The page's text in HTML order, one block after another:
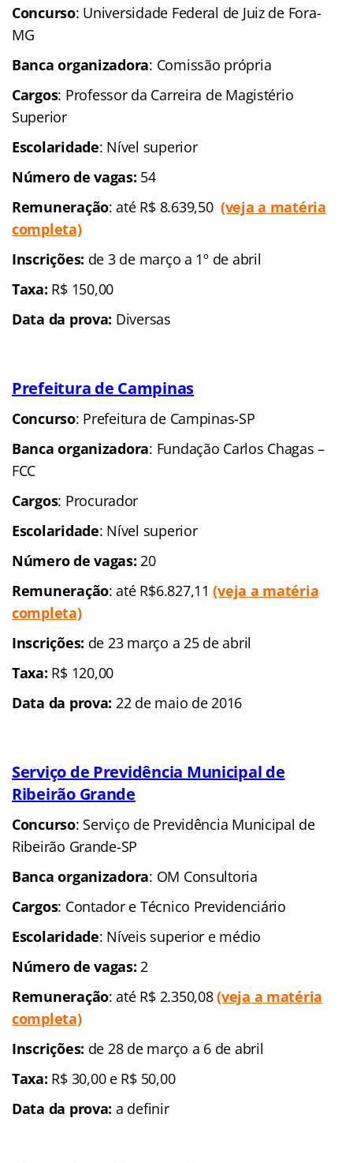
Concurso: Universidade Federal de Juiz de Fora-
MG
Banca organizadora: Comissão própria
Cargos: Professor da Carreira de Magistério
Superior
Escolaridade: Nível superior
Número de vagas: 54
Remuneração: até R$ 8.639,50 (veja a matéria
completa)
Inscrições: de 3 de março a 1º de abril
Taxa: R$ 150,00
Data da prova: Diversas
Prefeitura de Campinas
Concurso: Prefeitura de Campinas-SP
Banca organizadora: Fundação Carlos Chagas –
FCC
Cargos: Procurador
Escolaridade: Nível superior
Número de vagas:20
Remuneração: até R$6.827,11(veja a matéria
completa)
Inscrições: de 23 março a 25 de abril
Taxa: R$ 120,00
Data da prova: 22 de maio de 2016
Serviço de Previdência Municipal de
Ribeirão Grande
Concurso: Serviço de Previdência Municipal de
Ribeirão Grande-SP
Banca organizadora: OM Consultoria
Cargos: Contador e Técnico Previdenciário
Escolaridade: Níveis superior e médio
Número de vagas:2
Remuneração: até R$ 2.350,08(veja a matéria
completa)
Inscrições: de 28 de março a 6 de abril
Taxa: R$ 30,00 e R$ 50,00
Data da prova: a definir